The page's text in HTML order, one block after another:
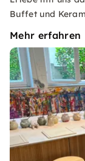
Buffet und
Mehr erfahren